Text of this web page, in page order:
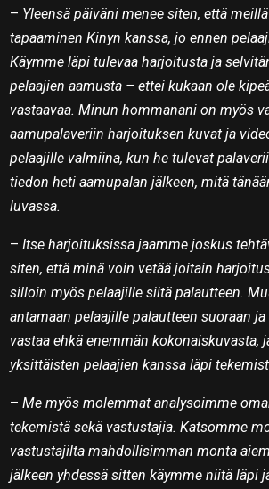
– Yleensä päiväni menee siten, että
tapaaminen Kinyn kanssa, jo ennen
Käymme läpi tulevaa harjoitusta ja
pelaajien aamusta – ettei kukaan ole
vastaavaa. Minun hommanani on myös
aamupalaveriin harjoituksen kuvat ja
pelaajille valmiina, kun he tulevat
tiedon heti aamupalan jälkeen, mitä
luvassa.
–Itse harjoituksissa jaamme joskus
siten, että minä voin vetää joitain
silloin myös pelaajille siitä palautteen.
antamaan pelaajille palautteen suoraan ja
vastaa ehkä enemmän kokonaiskuvasta,
yksittäisten pelaajien kanssa läpi
–Me myös molemmat analysoimme
tekemistä sekä vastustajia. Katsomme
vastustajilta mahdollisimman monta
jälkeen yhdessä sitten käymme niitä läpi